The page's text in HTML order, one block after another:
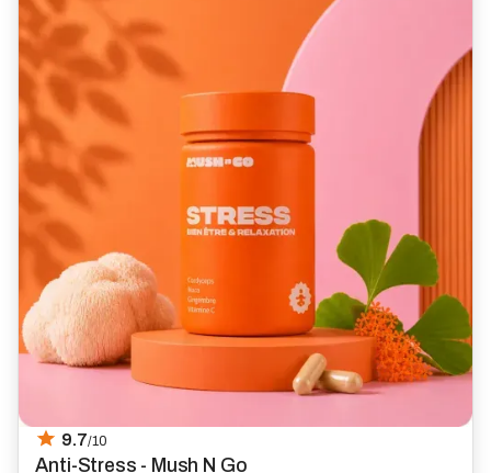
9.7/10
Anti-Stress - Mush N Go